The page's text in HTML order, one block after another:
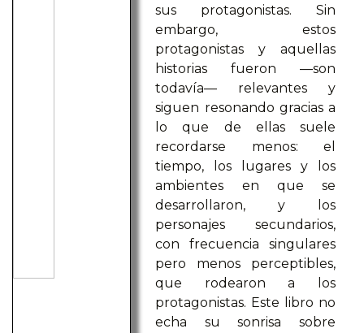
sus protagonistas. Sin
embargo, estos
protagonistas y aquellas
historias fueron —son
todavía— relevantes y
siguen resonando gracias a
lo que de ellas suele
recordarse menos: el
tiempo, los lugares y los
ambientes en que se
desarrollaron, y los
personajes secundarios,
con frecuencia singulares
pero menos perceptibles,
que rodearon a los
protagonistas. Este libro no
echa su sonrisa sobre